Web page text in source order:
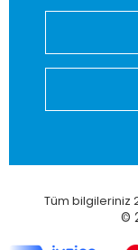
Tüm bilgileriniz
©